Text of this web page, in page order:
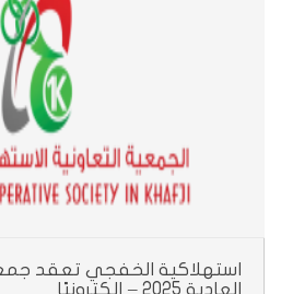
استهلاكية الخفجي تعقد
العادية 2025 – إلكترونيًا